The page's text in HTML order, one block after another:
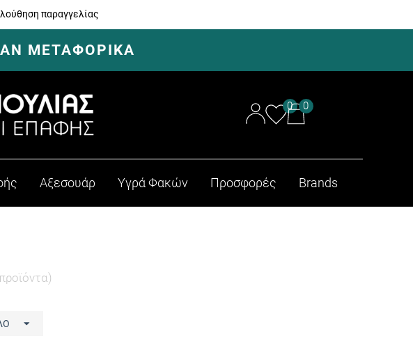
παραγγελίας
ΜΕΤΑΦΟΡΙΚΑ
0 0
Αξεσουάρ Υγρά Φακών Προσφορές Brands